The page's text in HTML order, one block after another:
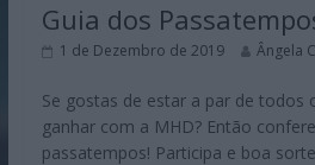
Guia dos
1 de Dezembro de 2019 Ângela
Se gostas de estar a par de todos
ganhar com a MHD? Então
passatempos! Participa e boa